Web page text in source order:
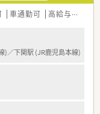
車通勤可 高給与(600万円以上)
)／下関駅 (JR鹿児島本線)